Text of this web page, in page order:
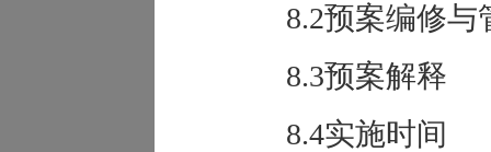
8.2预案编修与
8.3预案解释
8.4实施时间